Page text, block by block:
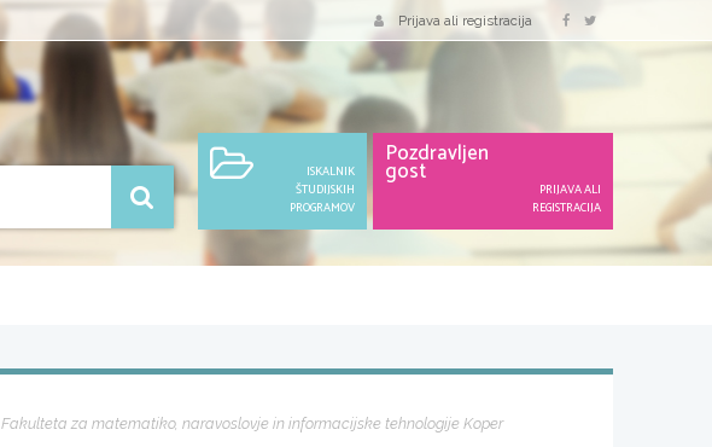
Prijava ali registracija
ISKALNIK
ŠTUDIJSKIH
PROGRAMOV
Pozdravljen
gost
PRIJAVA ALI
REGISTRACIJA
Fakulteta za matematiko, naravoslovje in informacijske tehnologije Koper